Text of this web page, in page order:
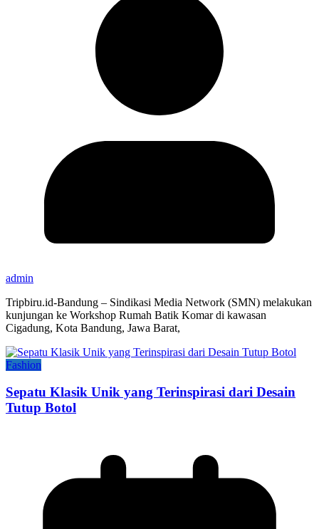
admin
Tripbiru.id-Bandung – Sindikasi Media Network (SMN) melakukan
kunjungan ke Workshop Rumah Batik Komar di kawasan
Cigadung, Kota Bandung, Jawa Barat,
Fashion
Sepatu Klasik Unik yang Terinspirasi dari Desain
Tutup Botol